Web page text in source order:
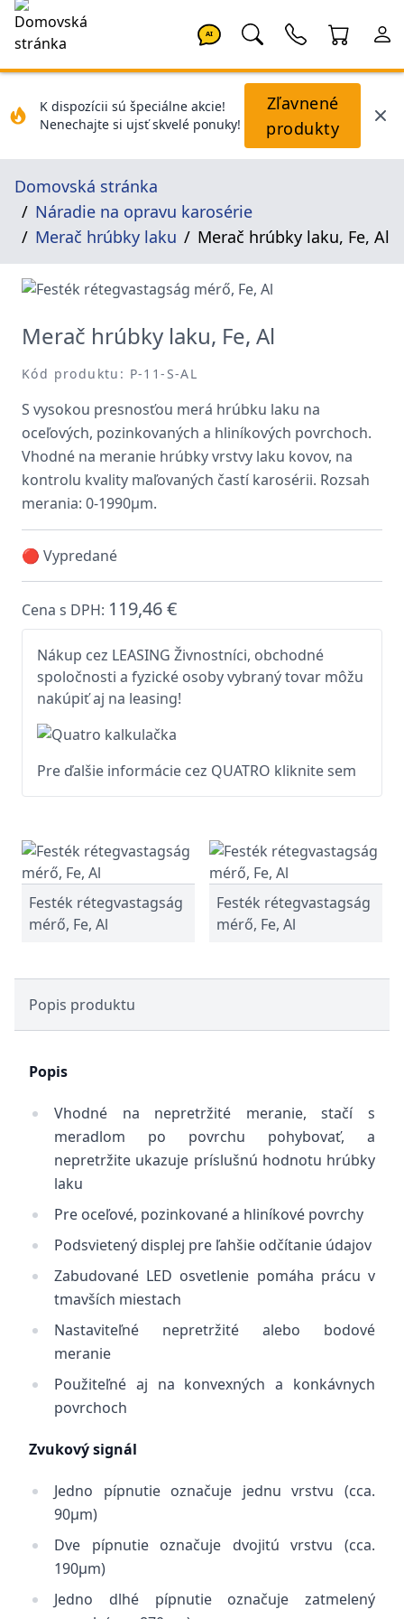
AI
K dispozícii sú špeciálne akcie!
Nenechajte si ujsť skvelé ponuky!
Zľavnené
produkty
Domovská stránka
Náradie na opravu karosérie
Merač hrúbky laku
Merač hrúbky laku, Fe, Al
Merač hrúbky laku, Fe, Al
Kód produktu: P-11-S-AL
S vysokou presnosťou merá hrúbku laku na
oceľových, pozinkovaných a hliníkových povrchoch.
Vhodné na meranie hrúbky vrstvy laku kovov, na
kontrolu kvality maľovaných častí karosérii. Rozsah
merania: 0-1990μm.
🔴 Vypredané
Cena s DPH: 119,46 €
Nákup cez LEASING Živnostníci, obchodné
spoločnosti a fyzické osoby vybraný tovar môžu
nakúpiť aj na leasing!
Pre ďalšie informácie cez QUATRO kliknite sem
Festék rétegvastagság
mérő, Fe, Al
Festék rétegvastagság
mérő, Fe, Al
Popis produktu
Popis
Vhodné na nepretržité meranie, stačí s
meradlom po povrchu pohybovať, a
nepretržite ukazuje príslušnú hodnotu hrúbky
laku
Pre oceľové, pozinkované a hliníkové povrchy
Podsvietený displej pre ľahšie odčítanie údajov
Zabudované LED osvetlenie pomáha prácu v
tmavších miestach
Nastaviteľné nepretržité alebo bodové
meranie
Použiteľné aj na konvexných a konkávnych
povrchoch
Zvukový signál
Jedno pípnutie označuje jednu vrstvu (cca.
90μm)
Dve pípnutie označuje dvojitú vrstvu (cca.
190μm)
Jedno dlhé pípnutie označuje zatmelený